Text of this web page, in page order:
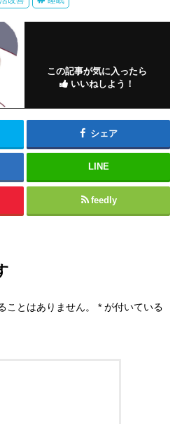
この記事が気に入ったら
いいねしよう！
シェア
LINE
feedly
ことはありません。 * が付いている